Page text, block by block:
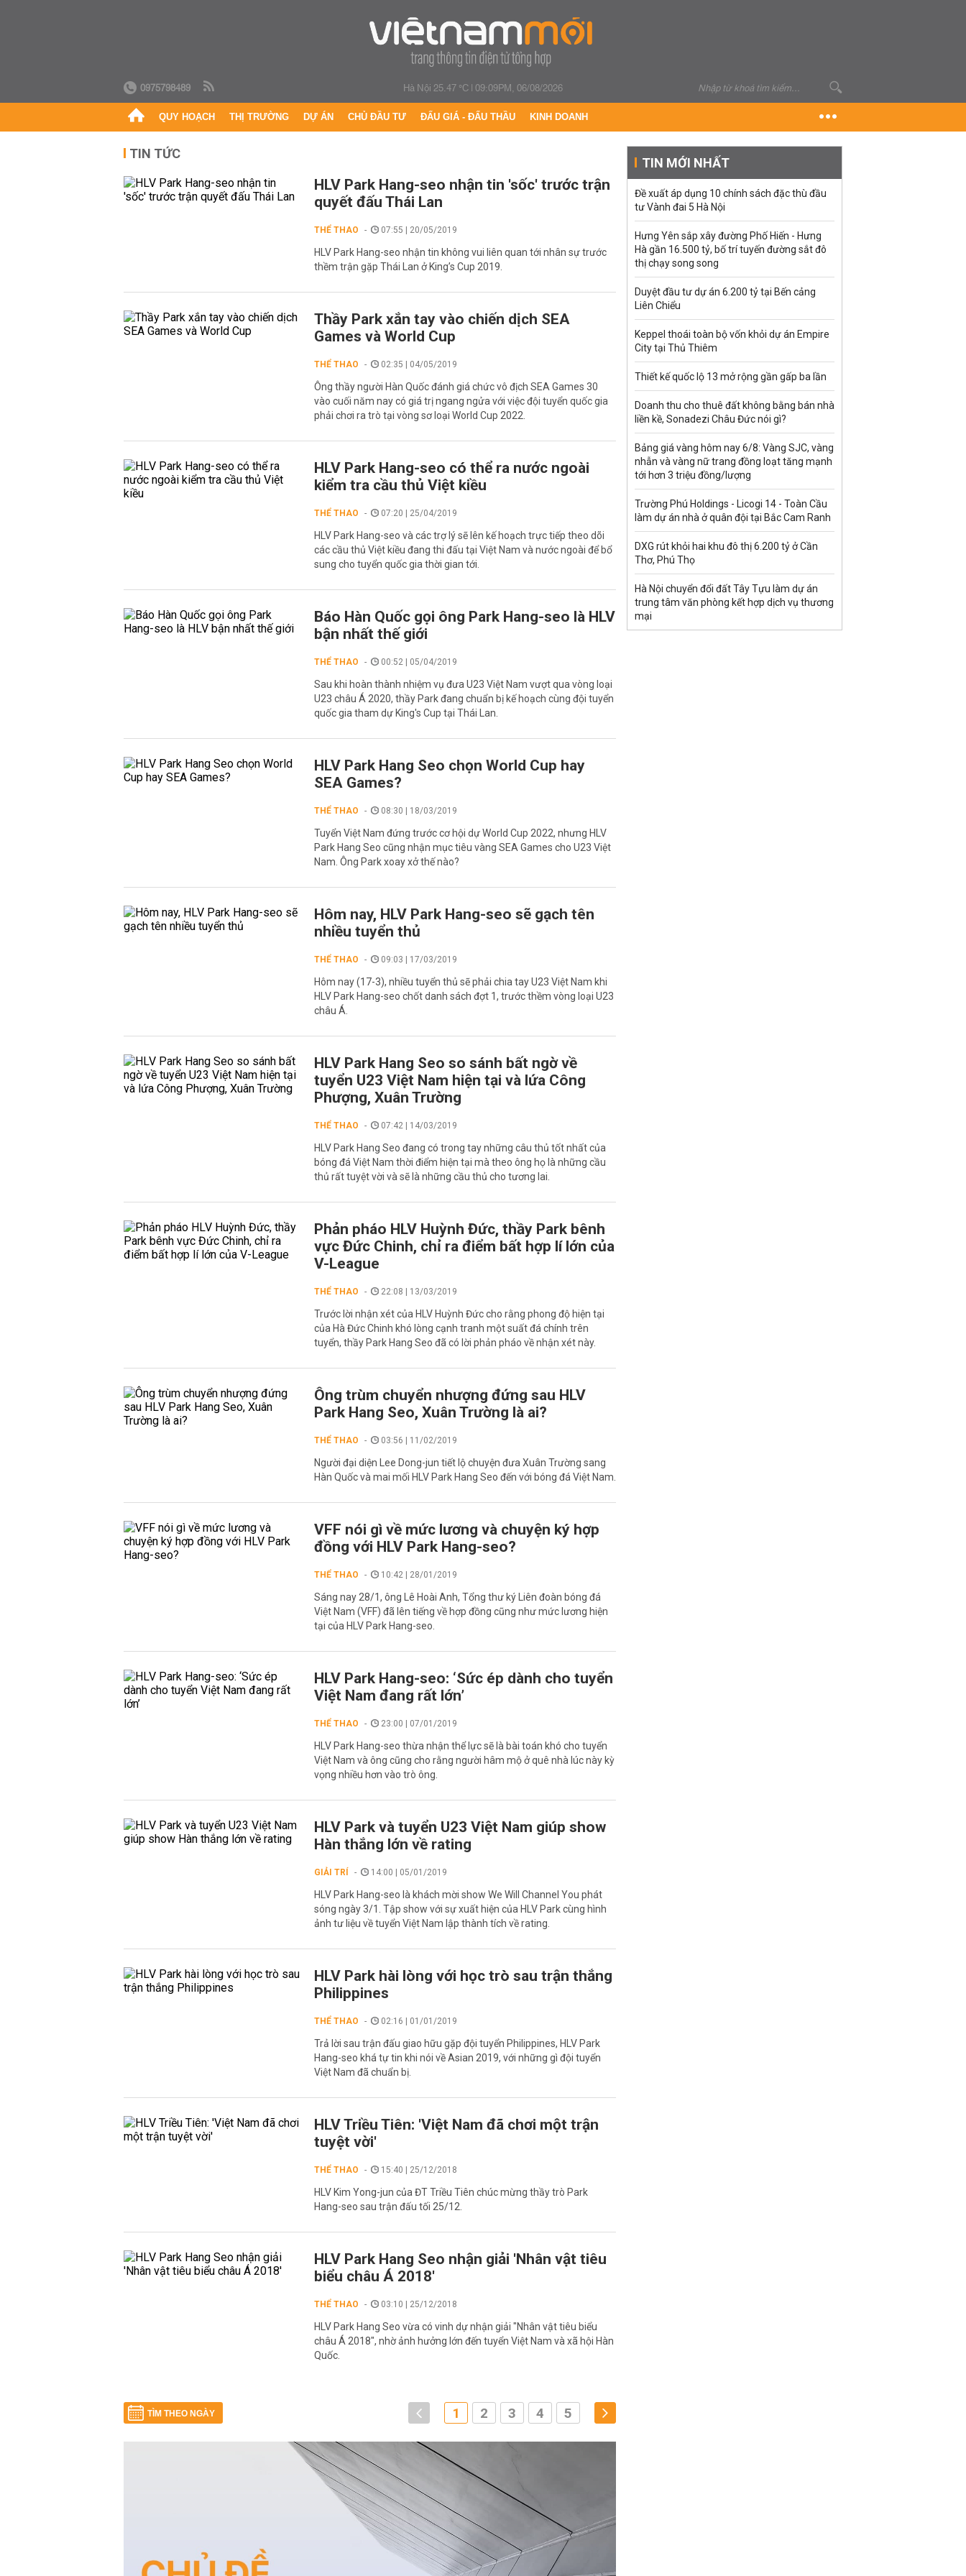
0975798489 Hà Nội 25.47 °C|09:09PM, 06/08/2026
QUY HOẠCH THỊ TRƯỜNG DỰ ÁN CHỦ ĐẦU TƯ ĐẤU GIÁ - ĐẤU THẦU KINH DOANH
TIN TỨC
HLV Park Hang-seo nhận tin 'sốc' trước trận
quyết đấu Thái Lan
THỂ THAO 07:55 | 20/05/2019
HLV Park Hang-seo nhận tin không vui liên quan tới nhân sự trước
thềm trận gặp Thái Lan ở King’s Cup 2019.
Thầy Park xắn tay vào chiến dịch SEA
Games và World Cup
THỂ THAO 02:35 | 04/05/2019
Ông thầy người Hàn Quốc đánh giá chức vô địch SEA Games 30
vào cuối năm nay có giá trị ngang ngửa với việc đội tuyển quốc gia
phải chơi ra trò tại vòng sơ loại World Cup 2022.
HLV Park Hang-seo có thể ra nước ngoài
kiểm tra cầu thủ Việt kiều
THỂ THAO 07:20 | 25/04/2019
HLV Park Hang-seo và các trợ lý sẽ lên kế hoạch trực tiếp theo dõi
các cầu thủ Việt kiều đang thi đấu tại Việt Nam và nước ngoài để bổ
sung cho tuyển quốc gia thời gian tới.
Báo Hàn Quốc gọi ông Park Hang-seo là HLV
bận nhất thế giới
THỂ THAO 00:52 | 05/04/2019
Sau khi hoàn thành nhiệm vụ đưa U23 Việt Nam vượt qua vòng loại
U23 châu Á 2020, thầy Park đang chuẩn bị kế hoạch cùng đội tuyển
quốc gia tham dự King's Cup tại Thái Lan.
HLV Park Hang Seo chọn World Cup hay
SEA Games?
THỂ THAO 08:30 | 18/03/2019
Tuyển Việt Nam đứng trước cơ hội dự World Cup 2022, nhưng HLV
Park Hang Seo cũng nhận mục tiêu vàng SEA Games cho U23 Việt
Nam. Ông Park xoay xở thế nào?
Hôm nay, HLV Park Hang-seo sẽ gạch tên
nhiều tuyển thủ
THỂ THAO 09:03 | 17/03/2019
Hôm nay (17-3), nhiều tuyển thủ sẽ phải chia tay U23 Việt Nam khi
HLV Park Hang-seo chốt danh sách đợt 1, trước thềm vòng loại U23
châu Á.
HLV Park Hang Seo so sánh bất ngờ về
tuyển U23 Việt Nam hiện tại và lứa Công
Phượng, Xuân Trường
THỂ THAO 07:42 | 14/03/2019
HLV Park Hang Seo đang có trong tay những câu thủ tốt nhất của
bóng đá Việt Nam thời điểm hiện tại mà theo ông họ là những cầu
thủ rất tuyệt vời và sẽ là những cầu thủ cho tương lai.
Phản pháo HLV Huỳnh Đức, thầy Park bênh
vực Đức Chinh, chỉ ra điểm bất hợp lí lớn của
V-League
THỂ THAO 22:08 | 13/03/2019
Trước lời nhận xét của HLV Huỳnh Đức cho rằng phong độ hiện tại
của Hà Đức Chinh khó lòng cạnh tranh một suất đá chính trên
tuyển, thầy Park Hang Seo đã có lời phản pháo về nhận xét này.
Ông trùm chuyển nhượng đứng sau HLV
Park Hang Seo, Xuân Trường là ai?
THỂ THAO 03:56 | 11/02/2019
Người đại diện Lee Dong-jun tiết lộ chuyện đưa Xuân Trường sang
Hàn Quốc và mai mối HLV Park Hang Seo đến với bóng đá Việt Nam.
VFF nói gì về mức lương và chuyện ký hợp
đồng với HLV Park Hang-seo?
THỂ THAO 10:42 | 28/01/2019
Sáng nay 28/1, ông Lê Hoài Anh, Tổng thư ký Liên đoàn bóng đá
Việt Nam (VFF) đã lên tiếng về hợp đồng cũng như mức lương hiện
tại của HLV Park Hang-seo.
HLV Park Hang-seo: ‘Sức ép dành cho tuyển
Việt Nam đang rất lớn’
THỂ THAO 23:00 | 07/01/2019
HLV Park Hang-seo thừa nhận thể lực sẽ là bài toán khó cho tuyển
Việt Nam và ông cũng cho rằng người hâm mộ ở quê nhà lúc này kỳ
vọng nhiều hơn vào trò ông.
HLV Park và tuyển U23 Việt Nam giúp show
Hàn thắng lớn về rating
GIẢI TRÍ 14:00 | 05/01/2019
HLV Park Hang-seo là khách mời show We Will Channel You phát
sóng ngày 3/1. Tập show với sự xuất hiện của HLV Park cùng hình
ảnh tư liệu về tuyển Việt Nam lập thành tích về rating.
HLV Park hài lòng với học trò sau trận thắng
Philippines
THỂ THAO 02:16 | 01/01/2019
Trả lời sau trận đấu giao hữu gặp đội tuyển Philippines, HLV Park
Hang-seo khá tự tin khi nói về Asian 2019, với những gì đội tuyển
Việt Nam đã chuẩn bị.
HLV Triều Tiên: 'Việt Nam đã chơi một trận
tuyệt vời'
THỂ THAO 15:40 | 25/12/2018
HLV Kim Yong-jun của ĐT Triều Tiên chúc mừng thầy trò Park
Hang-seo sau trận đấu tối 25/12.
HLV Park Hang Seo nhận giải 'Nhân vật tiêu
biểu châu Á 2018'
THỂ THAO 03:10 | 25/12/2018
HLV Park Hang Seo vừa có vinh dự nhận giải "Nhân vật tiêu biểu
châu Á 2018", nhờ ảnh hưởng lớn đến tuyển Việt Nam và xã hội Hàn
Quốc.
TÌM THEO NGÀY 1 2 3 4 5
TIN MỚI NHẤT
Đề xuất áp dụng 10 chính sách đặc thù đầu
tư Vành đai 5 Hà Nội
Hưng Yên sắp xây đường Phố Hiến - Hưng
Hà gần 16.500 tỷ, bố trí tuyến đường sắt đô
thị chạy song song
Duyệt đầu tư dự án 6.200 tỷ tại Bến cảng
Liên Chiểu
Keppel thoái toàn bộ vốn khỏi dự án Empire
City tại Thủ Thiêm
Thiết kế quốc lộ 13 mở rộng gần gấp ba lần
Doanh thu cho thuê đất không bằng bán nhà
liền kề, Sonadezi Châu Đức nói gì?
Bảng giá vàng hôm nay 6/8: Vàng SJC, vàng
nhẫn và vàng nữ trang đồng loạt tăng mạnh
tới hơn 3 triệu đồng/lượng
Trường Phú Holdings - Licogi 14 - Toàn Cầu
làm dự án nhà ở quân đội tại Bắc Cam Ranh
DXG rút khỏi hai khu đô thị 6.200 tỷ ở Cần
Thơ, Phú Thọ
Hà Nội chuyển đổi đất Tây Tựu làm dự án
trung tâm văn phòng kết hợp dịch vụ thương
mại